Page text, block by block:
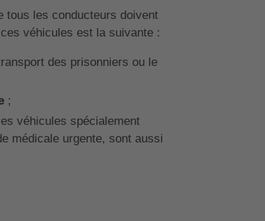
tous les conducteurs doivent
véhicules est la suivante :
des prisonniers ou le
;
véhicules spécialement
médicale urgente, sont aussi